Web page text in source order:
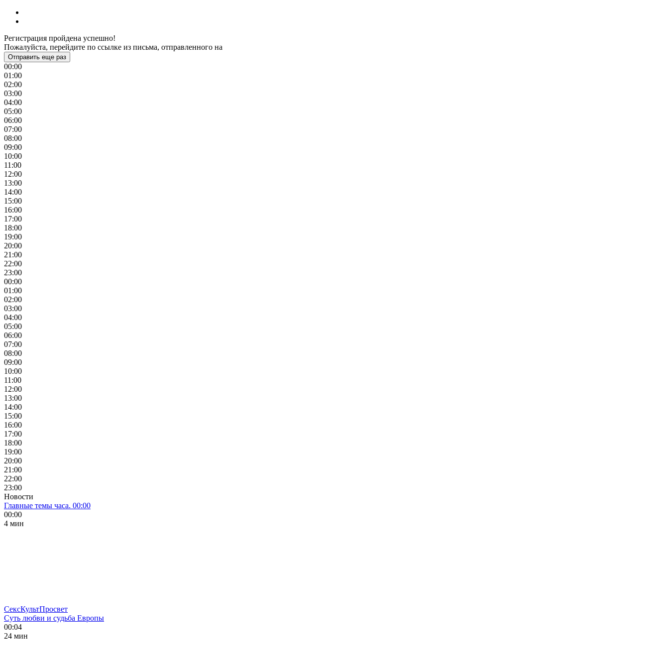
Регистрация пройдена успешно!
Пожалуйста, перейдите по ссылке из письма, отправленного на
Отправить еще раз
00:00
01:00
02:00
03:00
04:00
05:00
06:00
07:00
08:00
09:00
10:00
11:00
12:00
13:00
14:00
15:00
16:00
17:00
18:00
19:00
20:00
21:00
22:00
23:00
00:00
01:00
02:00
03:00
04:00
05:00
06:00
07:00
08:00
09:00
10:00
11:00
12:00
13:00
14:00
15:00
16:00
17:00
18:00
19:00
20:00
21:00
22:00
23:00
Новости
Главные темы часа. 00:00
00:00
4 мин
СексКультПросвет
Суть любви и судьба Европы
00:04
24 мин